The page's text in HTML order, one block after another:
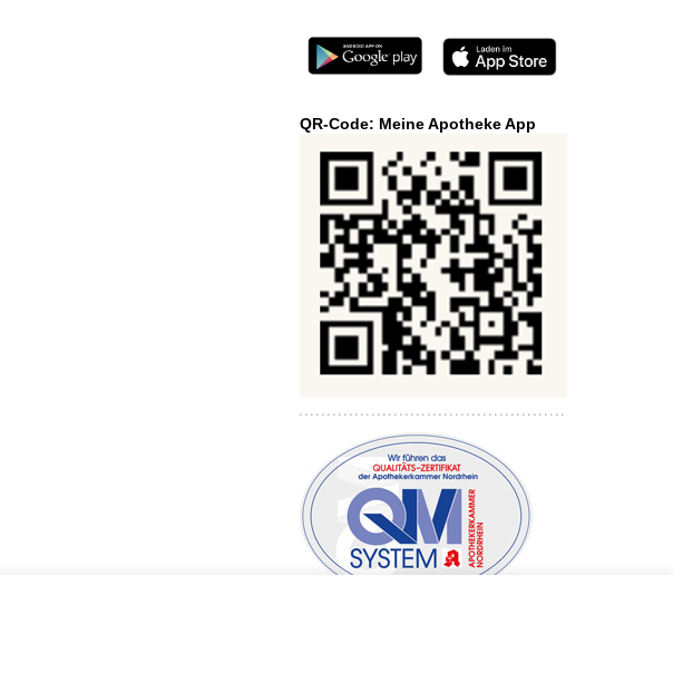
QR-Code: Meine Apotheke App